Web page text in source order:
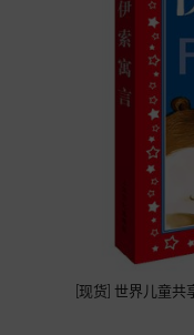
[现货] 世界儿童共